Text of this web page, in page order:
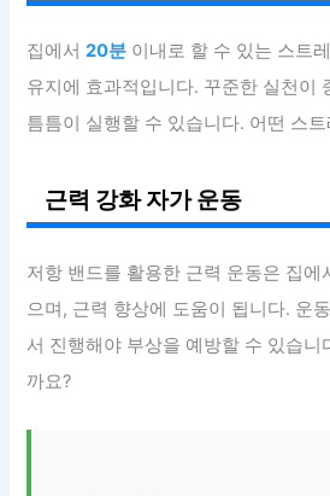
집에서20분 이내로 할 수 있는 스트
유지에 효과적입니다. 꾸준한 실천이
틈틈이 실행할 수 있습니다. 어떤 스
근력 강화 자가 운동
저항 밴드를 활용한 근력 운동은 집에
으며, 근력 향상에 도움이 됩니다. 운
서 진행해야 부상을 예방할 수 있습니
까요?